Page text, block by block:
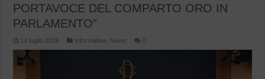
PORTAVOCE DEL COMPARTO ORO IN
PARLAMENTO”
13 luglio 2026 Informative News 0